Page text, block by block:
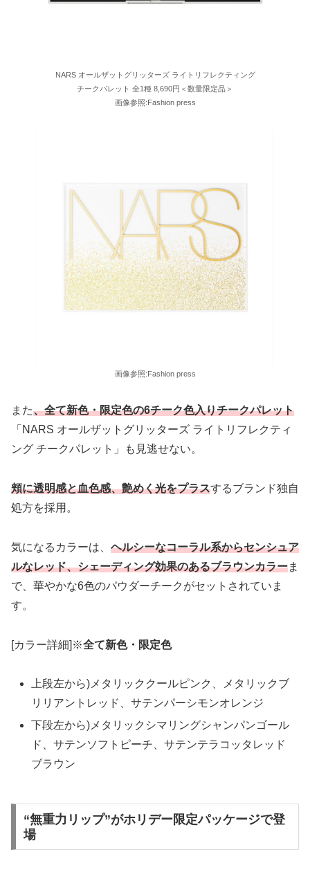
NARS オールザットグリッターズ ライトリフレクティング
チークパレット 全1種 8,690円＜数量限定品＞
画像参照:Fashion press
画像参照:Fashion press
また、全て新色・限定色の6チーク色入りチークパレット
「NARS オールザットグリッターズ ライトリフレクティ
ング チークパレット」も見逃せない。
頬に透明感と血色感、艶めく光をプラスするブランド独自
処方を採用。
気になるカラーは、 ヘルシーなコーラル系からセンシュア
ルなレッド、シェーディング効果のあるブラウンカラーま
で、華やかな6色のパウダーチークがセットされていま
す。
[カラー詳細]※全て新色・限定色
上段左から)メタリッククールピンク、メタリックブ
リリアントレッド、サテンパーシモンオレンジ
下段左から)メタリックシマリングシャンパンゴール
ド、サテンソフトピーチ、サテンテラコッタレッド
ブラウン
“無重力リップ”がホリデー限定パッケージで登
場